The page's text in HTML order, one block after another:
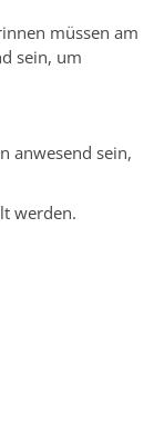
müssen am
sein, um
anwesend sein,
werden.